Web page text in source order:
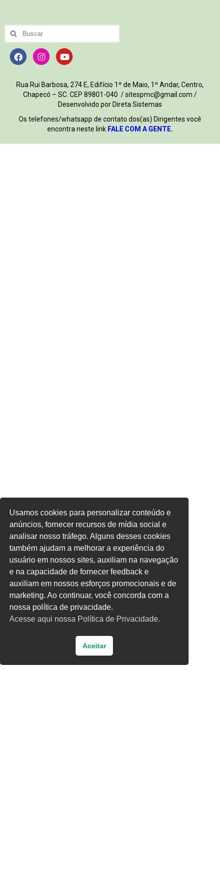
Rua Rui Barbosa, 274 E, Edifício 1º de Maio, 1º Andar, Centro,
Chapecó – SC. CEP 89801-040 / sitespmc@gmail.com /
Desenvolvido por Direta Sistemas
Os telefones/whatsapp de contato dos(as) Dirigentes você
encontra neste link FALE COM A GENTE.
Usamos cookies para personalizar conteúdo e
anúncios, fornecer recursos de mídia social e
analisar nosso tráfego. Alguns desses cookies
também ajudam a melhorar a experiência do
usuário em nossos sites, auxiliam na navegação
e na capacidade de fornecer feedback e
auxiliam em nossos esforços promocionais e de
marketing. Ao continuar, você concorda com a
nossa política de privacidade.
Acesse aqui nossa Política de Privacidade.
Aceitar